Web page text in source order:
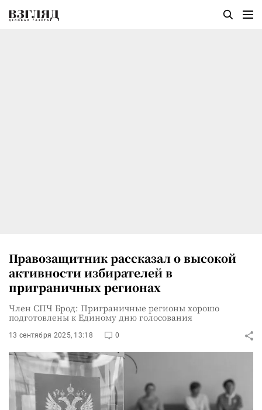
Правозащитник рассказал о высокой
активности избирателей в
приграничных регионах
Член СПЧ Брод: Приграничные регионы хорошо
подготовлены к Единому дню голосования
13 сентября 2025, 13:18 0